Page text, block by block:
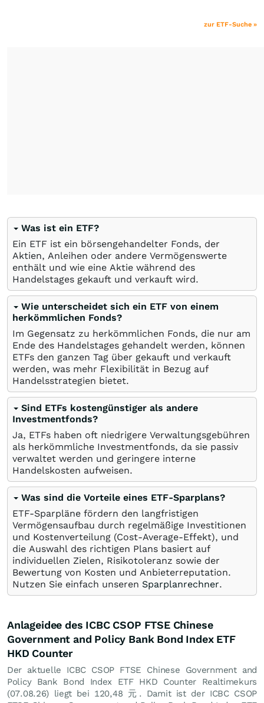
zur ETF-Suche »
Was ist ein ETF?
Ein ETF ist ein börsengehandelter Fonds, der
Aktien, Anleihen oder andere Vermögenswerte
enthält und wie eine Aktie während des
Handelstages gekauft und verkauft wird.
Wie unterscheidet sich ein ETF von einem
herkömmlichen Fonds?
Im Gegensatz zu herkömmlichen Fonds, die nur am
Ende des Handelstages gehandelt werden, können
ETFs den ganzen Tag über gekauft und verkauft
werden, was mehr Flexibilität in Bezug auf
Handelsstrategien bietet.
Sind ETFs kostengünstiger als andere
Investmentfonds?
Ja, ETFs haben oft niedrigere Verwaltungsgebühren
als herkömmliche Investmentfonds, da sie passiv
verwaltet werden und geringere interne
Handelskosten aufweisen.
Was sind die Vorteile eines ETF-Sparplans?
ETF-Sparpläne fördern den langfristigen
Vermögensaufbau durch regelmäßige Investitionen
und Kostenverteilung (Cost-Average-Effekt), und
die Auswahl des richtigen Plans basiert auf
individuellen Zielen, Risikotoleranz sowie der
Bewertung von Kosten und Anbieterreputation.
Nutzen Sie einfach unseren Sparplanrechner.
Anlageidee des ICBC CSOP FTSE Chinese
Government and Policy Bank Bond Index ETF
HKD Counter
Der aktuelle ICBC CSOP FTSE Chinese Government and
Policy Bank Bond Index ETF HKD Counter Realtimekurs
(07.08.26) liegt bei 120,48 元 . Damit ist der ICBC CSOP